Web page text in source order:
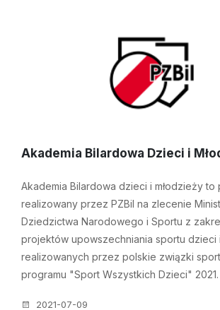
Akademia Bilardowa Dzieci i
Akademia Bilardowa dzieci i młodzieży to
realizowany przez PZBil na zlecenie
Dziedzictwa Narodowego i Sportu z
projektów upowszechniania sportu dzieci
realizowanych przez polskie związki
programu "Sport Wszystkich Dzieci" 2021.
2021-07-09